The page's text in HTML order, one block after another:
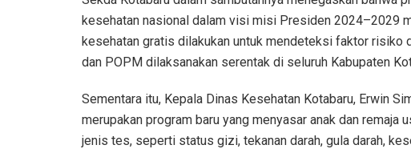
kesehatan nasional dalam visi misi Presiden 2024–2029
kesehatan gratis dilakukan untuk mendeteksi faktor risiko
dan POPM dilaksanakan serentak di seluruh Kabupaten
Sementara itu, Kepala Dinas Kesehatan Kotabaru, Erwin
merupakan program baru yang menyasar anak dan
jenis tes, seperti status gizi, tekanan darah, gula darah,